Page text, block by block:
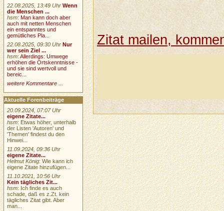
Zitat mailen,
22.08.2025, 13:49 Uhr Wenn
die Menschen ...
hsm:Man kann doch aber
auch mit netten Menschen
ein entspanntes und
gemütliches Pla...
22.08.2025, 09:30 Uhr Nur
wer sein Ziel ...
hsm:Allerdings: Umwege
erhöhen die Ortskenntnisse -
und sie sind wertvoll und
bereic...
weitere Kommentare ...
Aktuelle Forenbeiträge
20.09.2024, 07:07 Uhr
eigene Zitate...
hsm: Etwas höher, unterhalb
der Listen 'Autoren' und
'Themen' findest du den
Hinwei...
11.09.2024, 09:36 Uhr
eigene Zitate...
Helmut König: Wie kann ich
eigene Zitate hinzufügen...
11.10.2021, 10:56 Uhr
Kein tägliches Zit...
hsm: Ich finde es auch
schade, daß es z.Zt. kein
tägliches Zitat gibt. Aber
man...